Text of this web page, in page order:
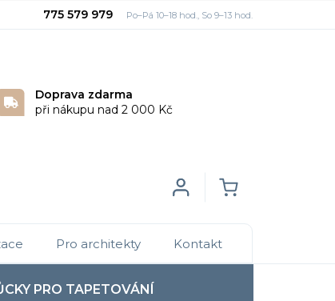
775 579 979
Doprava zdarma
při nákupu nad 2 000 Kč
Login
PRO TAPETOVÁNÍ
Pro architekty Kontakt